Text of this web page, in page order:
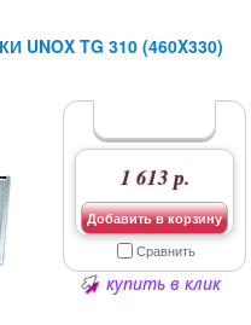
TG 310 (460X330)
1 613 р.
Добавить в корзину
Сравнить
купить в клик